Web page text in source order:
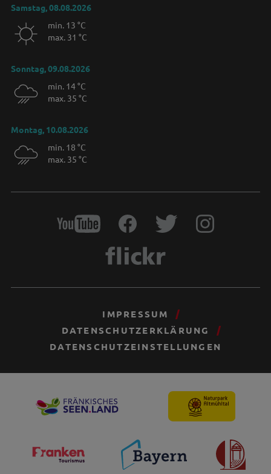
Samstag, 08.08.2026
min. 13 °C
max. 31 °C
Sonntag, 09.08.2026
min. 14 °C
max. 35 °C
Montag, 10.08.2026
min. 18 °C
max. 35 °C
IMPRESSUM
DATENSCHUTZERKLÄRUNG
DATENSCHUTZEINSTELLUNGEN